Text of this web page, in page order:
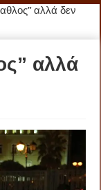
αλλά δεν
αλλά